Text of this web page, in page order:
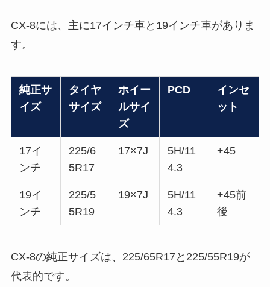
CX-8には、主に17インチ車と19インチ車がありま
す。
純正サ
イズ
タイヤ
サイズ
ホイー
ルサイ
ズ
PCD
インセ
ット
17イ
ンチ
225/6
5R17
17×7J
5H/11
4.3
+45
19イ
ンチ
225/5
5R19
19×7J
5H/11
4.3
+45前
後
CX-8の純正サイズは、225/65R17と225/55R19が
代表的です。